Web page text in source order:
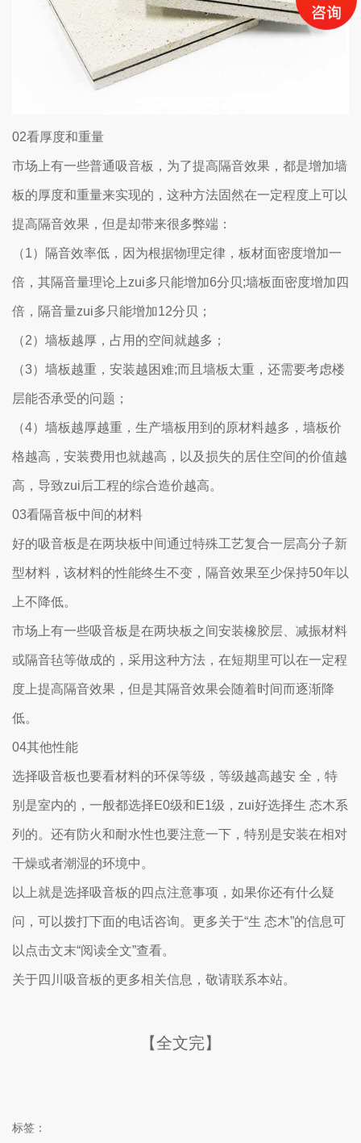
02看厚度和重量
市场上有一些普通吸音板，为了提高隔音效果，都是增加墙
板的厚度和重量来实现的，这种方法固然在一定程度上可以
提高隔音效果，但是却带来很多弊端：
（1）隔音效率低，因为根据物理定律，板材面密度增加一
倍，其隔音量理论上zui多只能增加6分贝;墙板面密度增加四
倍，隔音量zui多只能增加12分贝；
（2）墙板越厚，占用的空间就越多；
（3）墙板越重，安装越困难;而且墙板太重，还需要考虑楼
层能否承受的问题；
（4）墙板越厚越重，生产墙板用到的原材料越多，墙板价
格越高，安装费用也就越高，以及损失的居住空间的价值越
高，导致zui后工程的综合造价越高。
03看隔音板中间的材料
好的吸音板是在两块板中间通过特殊工艺复合一层高分子新
型材料，该材料的性能终生不变，隔音效果至少保持50年以
上不降低。
市场上有一些吸音板是在两块板之间安装橡胶层、减振材料
或隔音毡等做成的，采用这种方法，在短期里可以在一定程
度上提高隔音效果，但是其隔音效果会随着时间而逐渐降
低。
04其他性能
选择吸音板也要看材料的环保等级，等级越高越安 全，特
别是室内的，一般都选择E0级和E1级，zui好选择生 态木系
列的。还有防火和耐水性也要注意一下，特别是安装在相对
干燥或者潮湿的环境中。
以上就是选择吸音板的四点注意事项，如果你还有什么疑
问，可以拨打下面的电话咨询。更多关于“生 态木”的信息可
以点击文末“阅读全文”查看。
关于四川吸音板的更多相关信息，敬请联系本站。
【全文完】
标签：